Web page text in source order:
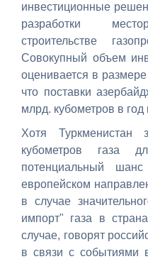
инвестиционные
разработки
строительстве
Совокупный объем
оценивается в
что поставки
млрд. кубометров в год
Хотя Туркменистан
кубометров газа
потенциальный
европейском
в случае
импорт" газа в
случае, говорят
в связи с событиями